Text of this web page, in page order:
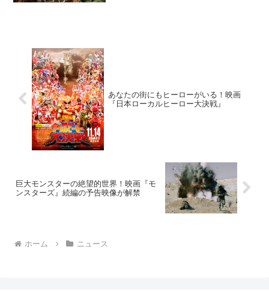
あなたの街にもヒーローがいる！映画
『日本ローカルヒーロー大決戦』
巨大モンスターの絶望的世界！映画『モ
ンスターズ』続編の予告映像が解禁
ホーム ニュース